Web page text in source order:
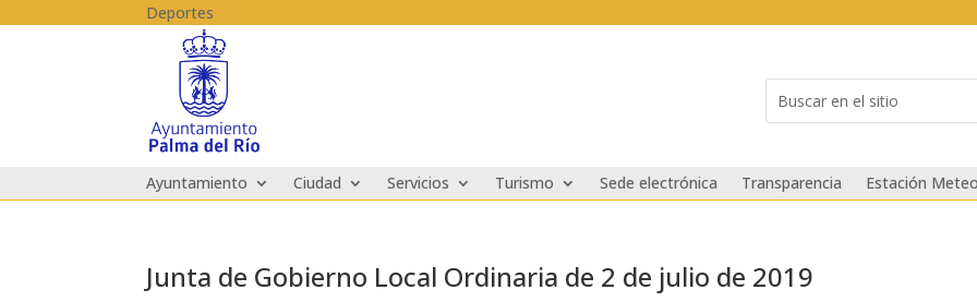
Deportes
for...
Ayuntamiento Ciudad Servicios Turismo Sede electrónica Transparencia Estación
Junta de Gobierno Local Ordinaria de 2 de julio de 2019